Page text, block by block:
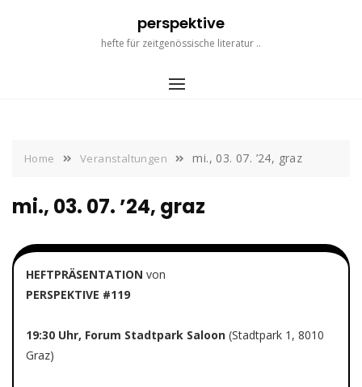
perspektive
hefte für zeitgenössische literatur ..
Home Veranstaltungen mi., 03. 07. ’24, graz
mi., 03. 07. ’24, graz
HEFTPRÄSENTATION von
PERSPEKTIVE #119
19:30 Uhr, Forum Stadtpark Saloon (Stadtpark 1, 8010
Graz)